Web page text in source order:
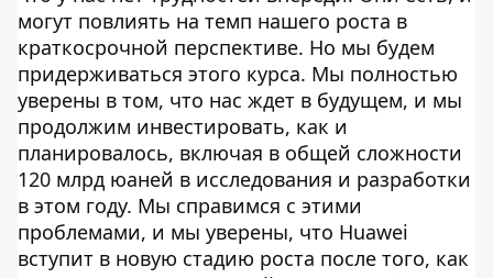
могут повлиять на темп нашего роста в
краткосрочной перспективе. Но мы будем
придерживаться этого курса. Мы полностью
уверены в том, что нас ждет в будущем, и мы
продолжим инвестировать, как и
планировалось, включая в общей сложности
120 млрд юаней в исследования и разработки
в этом году. Мы справимся с этими
проблемами, и мы уверены, что Huawei
вступит в новую стадию роста после того, как